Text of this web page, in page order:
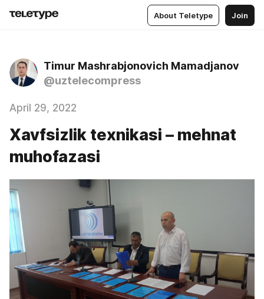
About Teletype Join
Timur Mashrabjonovich Mamadjanov
@uztelecompress
April 29, 2022
Xavfsizlik texnikasi – mehnat
muhofazasi